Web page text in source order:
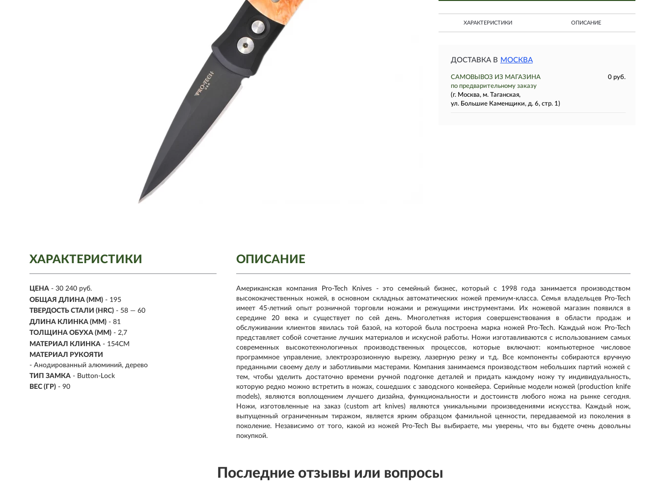
ХАРАКТЕРИСТИКИ ОПИСАНИЕ
ДОСТАВКА В МОСКВА
САМОВЫВОЗ ИЗ МАГАЗИНА
0 руб.
по предварительному заказу
(г. Москва, м. Таганская,
ул. Большие Каменщики, д. 6, стр. 1)
ХАРАКТЕРИСТИКИ
ЦЕНА - 30 240 руб.
ОБЩАЯ ДЛИНА (ММ) - 195
ТВЕРДОСТЬ СТАЛИ (HRC) - 58 — 60
ДЛИНА КЛИНКА (ММ) - 81
ТОЛЩИНА ОБУХА (ММ) - 2,7
МАТЕРИАЛ КЛИНКА - 154CM
МАТЕРИАЛ РУКОЯТИ
- Анодированный алюминий, дерево
ТИП ЗАМКА - Button-Lock
ВЕС (ГР) - 90
ОПИСАНИЕ
Американская компания Pro-Tech Knives - это семейный бизнес, который c 1998 года занимается производством
высококачественных ножей, в основном складных автоматических ножей премиум-класса. Семья владельцев Pro-Tech
имеет 45-летний опыт розничной торговли ножами и режущими инструментами. Их ножевой магазин появился в
середине 20 века и существует по сей день. Многолетняя история совершенствования в области продаж и
обслуживании клиентов явилась той базой, на которой была построена марка ножей Pro-Tech. Каждый нож Pro-Tech
представляет собой сочетание лучших материалов и искусной работы. Ножи изготавливаются с использованием самых
современных высокотехнологичных производственных процессов, которые включают: компьютерное числовое
программное управление, электроэрозионную вырезку, лазерную резку и т.д. Все компоненты собираются вручную
преданными своему делу и заботливыми мастерами. Компания занимаемся производством небольших партий ножей с
тем, чтобы уделить достаточно времени ручной подгонке деталей и придать каждому ножу ту индивидуальность,
которую редко можно встретить в ножах, сошедших с заводского конвейера. Серийные модели ножей (production knife
models), являются воплощением лучшего дизайна, функциональности и достоинств любого ножа на рынке сегодня.
Ножи, изготовленные на заказ (custom art knives) являются уникальными произведениями искусства. Каждый нож,
выпущенный ограниченным тиражом, является ярким образцом фамильной ценности, передаваемой из поколения в
поколение. Независимо от того, какой из ножей Pro-Tech Вы выбираете, мы уверены, что вы будете очень довольны
покупкой.
Последние отзывы или вопросы